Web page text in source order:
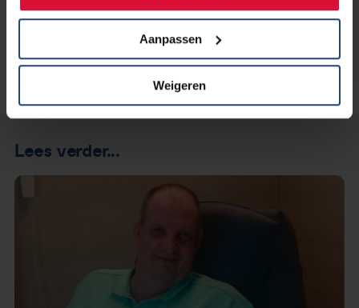
Aanpassen
Weigeren
Lees verder...